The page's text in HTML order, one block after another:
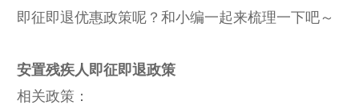
即征即退优惠政策呢？和小编一起来梳理一下吧～
安置残疾人即征即退政策
相关政策：